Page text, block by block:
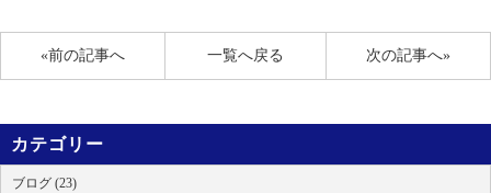
«前の記事へ 次の記事へ»
一覧へ戻る
カテゴリー
ブログ (23)